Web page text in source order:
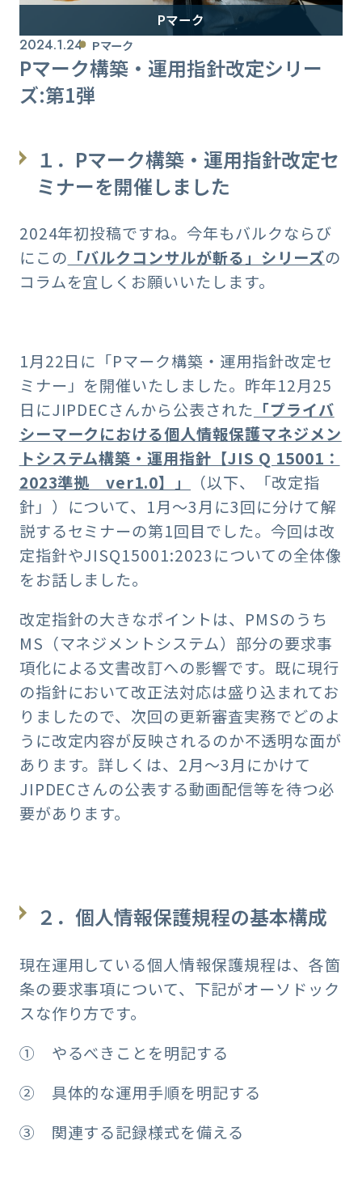
Pマーク
2024.1.24 Pマーク
Pマーク構築・運用指針改定シリー
ズ:第1弾
１．Pマーク構築・運用指針改定セ
ミナーを開催しました
2024年初投稿ですね。今年もバルクならび
にこの 「バルクコンサルが斬る」シリーズの
コラムを宜しくお願いいたします。
1月22日に「Pマーク構築・運用指針改定セ
ミナー」を開催いたしました。昨年12月25
日にJIPDECさんから公表された 「プライバ
シーマークにおける個人情報保護マネジメン
トシステム構築・運用指針【JIS Q 15001：
2023準拠 ver1.0】」
（以下、「改定指
針」）について、1月～3月に3回に分けて解
説するセミナーの第1回目でした。今回は改
定指針やJISQ15001:2023についての全体像
をお話しました。
改定指針の大きなポイントは、PMSのうち
MS（マネジメントシステム）部分の要求事
項化による文書改訂への影響です。既に現行
の指針において改正法対応は盛り込まれてお
りましたので、次回の更新審査実務でどのよ
うに改定内容が反映されるのか不透明な面が
あります。詳しくは、2月～3月にかけて
JIPDECさんの公表する動画配信等を待つ必
要があります。
２．個人情報保護規程の基本構成
現在運用している個人情報保護規程は、各箇
条の要求事項について、下記がオーソドック
スな作り方です。
① やるべきことを明記する
② 具体的な運用手順を明記する
③ 関連する記録様式を備える